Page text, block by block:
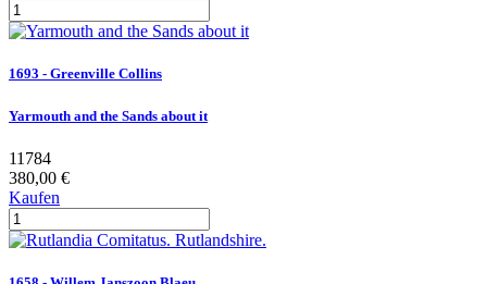
1693 - Greenville Collins
Yarmouth and the Sands about it
11784
380,00 €
Kaufen